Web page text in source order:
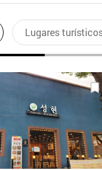
Lugares